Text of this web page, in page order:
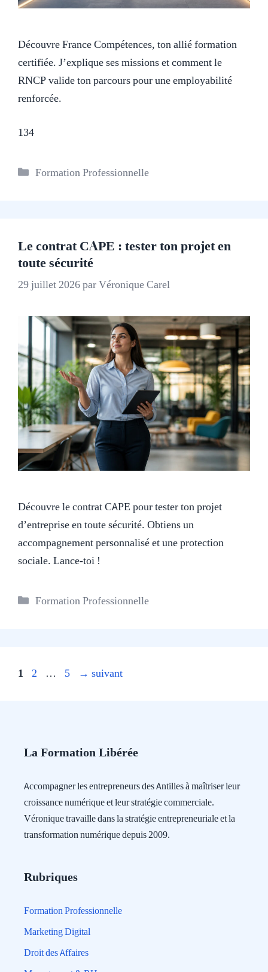
Découvre France Compétences, ton allié formation
certifiée. J’explique ses missions et comment le
RNCP valide ton parcours pour une employabilité
renforcée.
134
Catégories
Formation Professionnelle
Le contrat CAPE : tester ton projet en
toute sécurité
29 juillet 2026parVéronique Carel
Découvre le contrat CAPE pour tester ton projet
d’entreprise en toute sécurité. Obtiens un
accompagnement personnalisé et une protection
sociale. Lance-toi !
Catégories
Formation Professionnelle
Page
1 Page
2 … Page
5 → suivant
La Formation Libérée
Accompagner les entrepreneurs des Antilles à maîtriser leur
croissance numérique et leur stratégie commerciale.
Véronique travaille dans la stratégie entrepreneuriale et la
transformation numérique depuis 2009.
Rubriques
Formation Professionnelle
Marketing Digital
Droit des Affaires